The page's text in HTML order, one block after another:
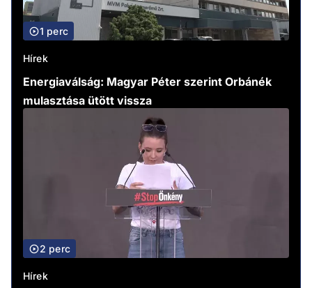
1 perc
Hírek
Energiaválság: Magyar Péter szerint Orbánék
mulasztása ütött vissza
2 perc
Hírek